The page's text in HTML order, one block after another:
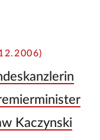
Kaczynski